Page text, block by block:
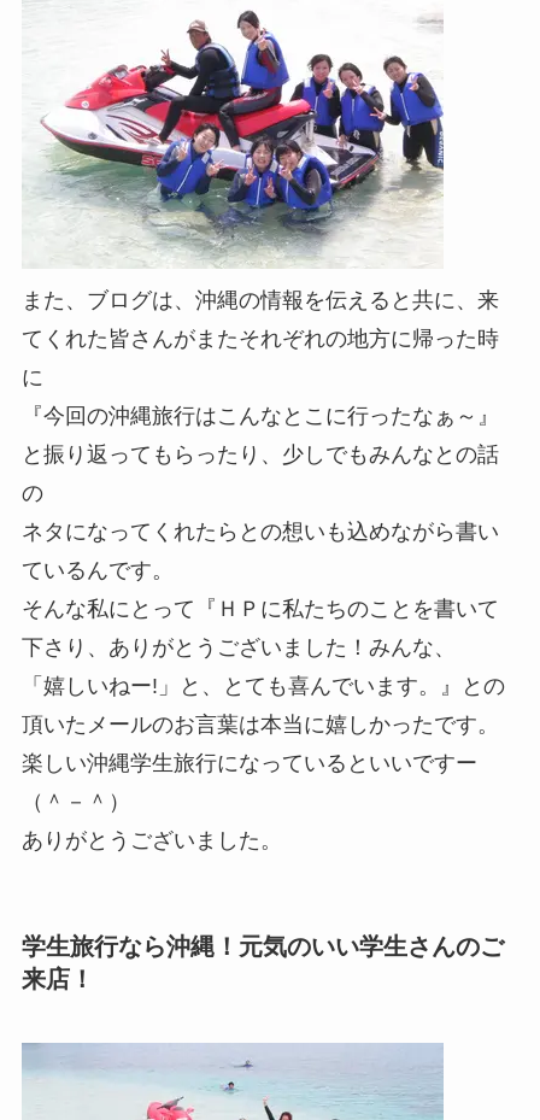
また、ブログは、沖縄の情報を伝えると共に、来
てくれた皆さんがまたそれぞれの地方に帰った時
に
『今回の沖縄旅行はこんなとこに行ったなぁ～』
と振り返ってもらったり、少しでもみんなとの話
の
ネタになってくれたらとの想いも込めながら書い
ているんです。
そんな私にとって『ＨＰに私たちのことを書いて
下さり、ありがとうございました！みんな、
「嬉しいねー!」と、とても喜んでいます。』との
頂いたメールのお言葉は本当に嬉しかったです。
楽しい沖縄学生旅行になっているといいですー
（＾－＾）
ありがとうございました。
学生旅行なら沖縄！元気のいい学生さんのご
来店！